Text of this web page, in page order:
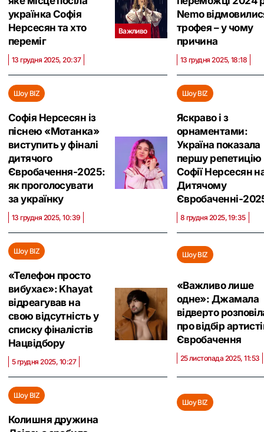
Важливо
українка Софія
Нерсесян та хто
переміг
13 грудня 2025, 20:37
Nemo
трофея – у чому
причина
13 грудня 2025, 18:18
Шоу BIZ
Софія Нерсесян із
піснею «Мотанка»
виступить у фіналі
дитячого
Євробачення-2025:
як проголосувати
за українку
13 грудня 2025, 10:39
Шоу BIZ
Яскраво і з
орнаментами:
Україна показала
першу репетицію
Софії Нерсесян
Дитячому
Євробаченні-
8 грудня 2025, 19:35
Шоу BIZ
«Телефон просто
вибухає»: Khayat
відреагував на
свою відсутність у
списку фіналістів
Нацвідбору
5 грудня 2025, 10:27
Шоу BIZ
«Важливо лише
одне»: Джамала
відверто
про відбір
Євробачення
25 листопада 2025, 11:53
Шоу BIZ
Колишня дружина
Шоу BIZ